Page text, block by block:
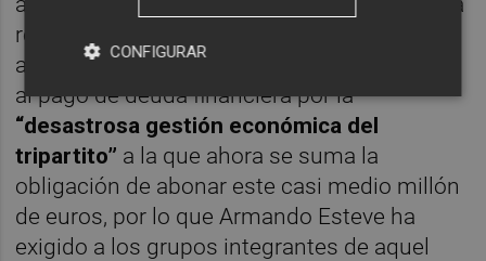
remontando, el Ayuntamiento está obligado
a destinar cuatro millones de euros anuales
al pago de deuda financiera por la
“desastrosa gestión económica del
tripartito” a la que ahora se suma la
obligación de abonar este casi medio millón
de euros, por lo que Armando Esteve ha
exigido a los grupos integrantes de aquel
CONFIGURAR